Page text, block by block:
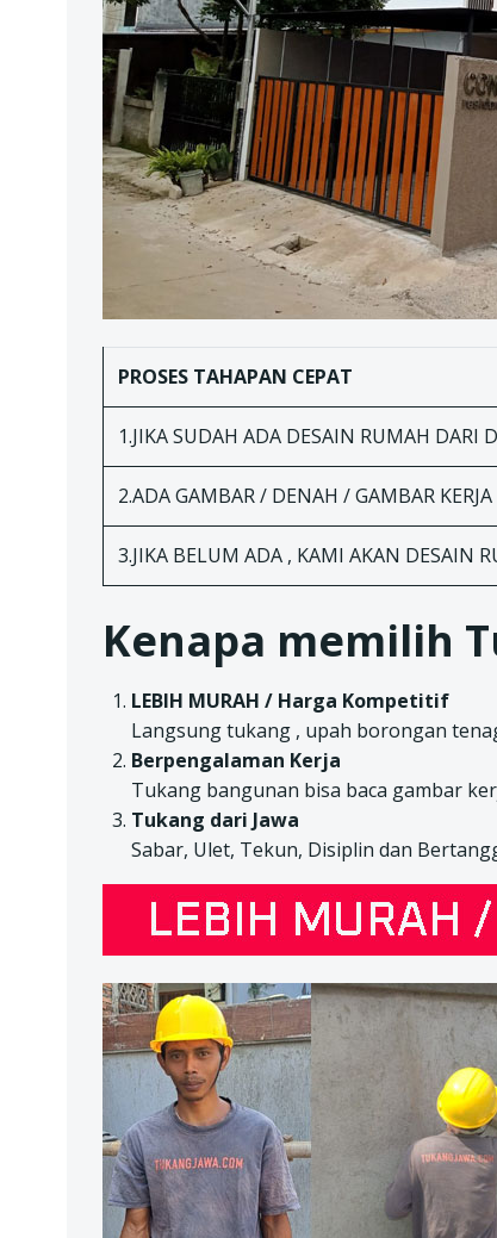
PROSES TAHAPAN CEPAT
1.JIKA SUDAH ADA DESAIN RUMAH DARI
2.ADA GAMBAR / DENAH / GAMBAR
3.JIKA BELUM ADA , KAMI AKAN DESAIN
Kenapa memilih
LEBIH MURAH / Harga Kompetitif
Langsung tukang , upah borongan
Berpengalaman Kerja
Tukang bangunan bisa baca gambar
Tukang dari Jawa
Sabar, Ulet, Tekun, Disiplin dan